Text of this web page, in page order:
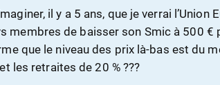
il y a 5 ans, que je verrai l’Union
membres de baisser son Smic à 500 €
que le niveau des prix là-bas est du
les retraites de 20 % ???